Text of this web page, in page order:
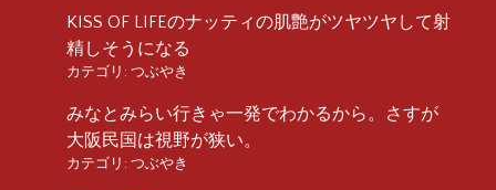
KISS OF LIFEのナッティの肌艶がツヤツヤして射
精しそうになる
カテゴリ: つぶやき
みなとみらい行きゃ一発でわかるから。さすが
大阪民国は視野が狭い。
カテゴリ: つぶやき